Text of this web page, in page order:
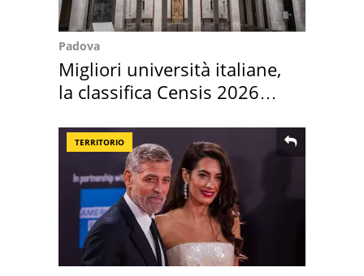
Padova
Migliori università italiane,
la classifica Censis 2026
TERRITORIO